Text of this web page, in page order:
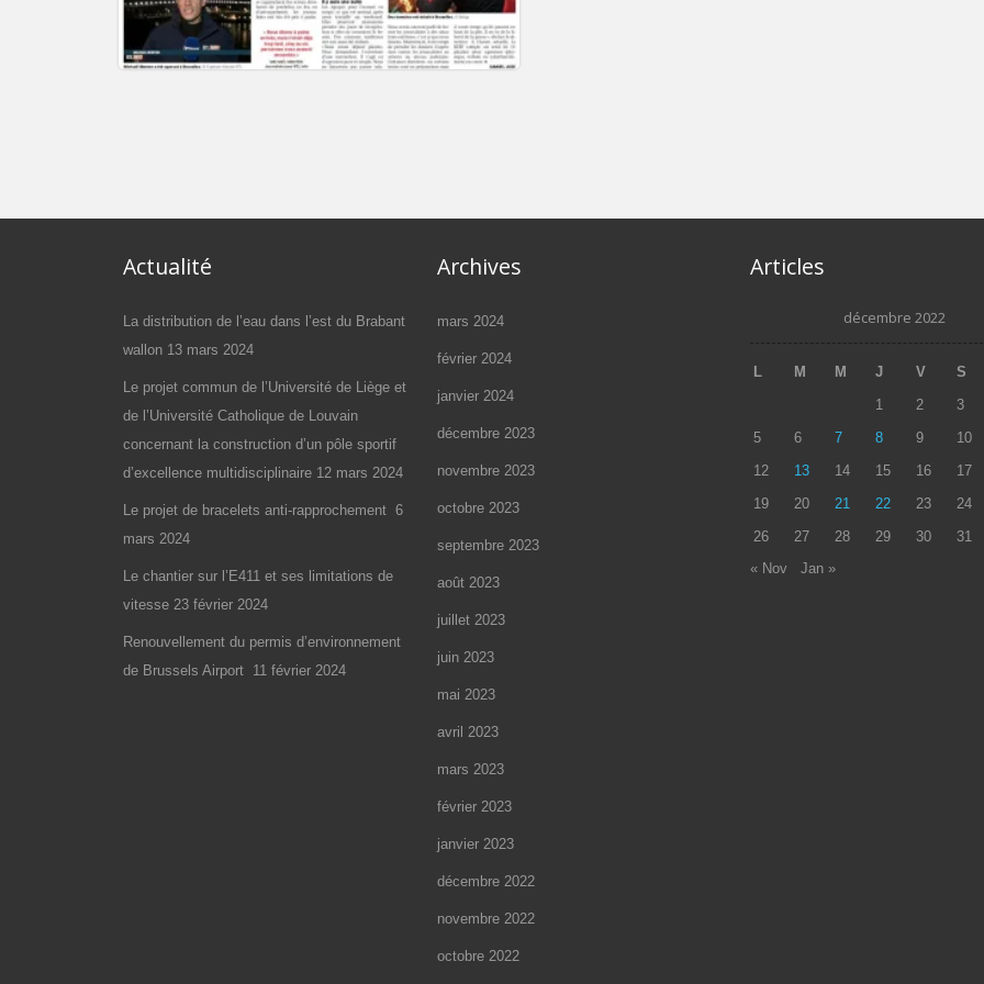
Actualité
La distribution de l’eau dans l’est du Brabant
wallon 13 mars 2024
Le projet commun de l’Université de Liège et
de l’Université Catholique de Louvain
concernant la construction d’un pôle sportif
d’excellence multidisciplinaire 12 mars 2024
Le projet de bracelets anti-rapprochement 6
mars 2024
Le chantier sur l’E411 et ses limitations de
vitesse 23 février 2024
Renouvellement du permis d’environnement
de Brussels Airport 11 février 2024
Archives
mars 2024
février 2024
janvier 2024
décembre 2023
novembre 2023
octobre 2023
septembre 2023
août 2023
juillet 2023
juin 2023
mai 2023
avril 2023
mars 2023
février 2023
janvier 2023
décembre 2022
novembre 2022
octobre 2022
Articles
décembre 2022
L M M J V S
1
2 3
5
6 7 8 9 10
12
13 14 15 16 17
19
20 21 22 23 24
26
27 28 29 30
31
« Nov
Jan »